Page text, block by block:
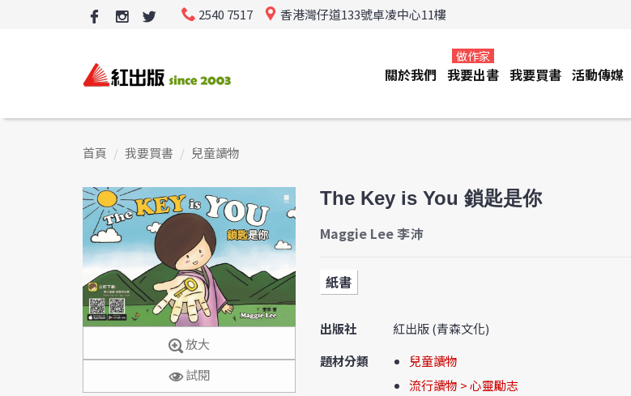
2540 7517 香港灣仔道133號卓凌中心11樓
關於我們 我要出書
做作家
我要買書 活動傳媒
首頁 我要買書 兒童讀物
放大
試閱
The Key is You 鎖匙是你
Maggie Lee 李沛
紙書
出版社
紅出版 (青森文化)
題材分類
兒童讀物
流行讀物 > 心靈勵志